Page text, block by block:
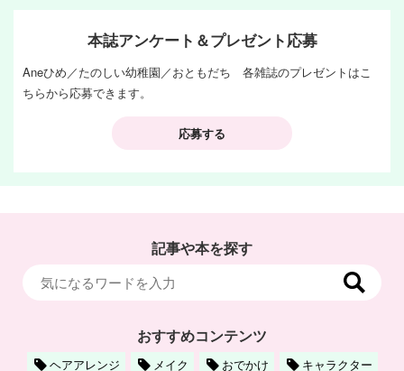
本誌アンケート＆プレゼント応募
Aneひめ／たのしい幼稚園／おともだち 各雑誌のプレゼントはこ
ちらから応募できます。
応募する
記事や本を探す
おすすめコンテンツ
ヘアアレンジ メイク おでかけ キャラクター